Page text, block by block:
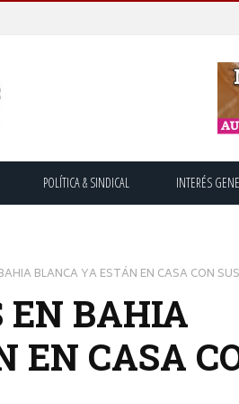
POLÍTICA & SINDICAL INTERÉS
BLANCA YA ESTÁN EN CASA CON
EN BAHIA
EN CASA